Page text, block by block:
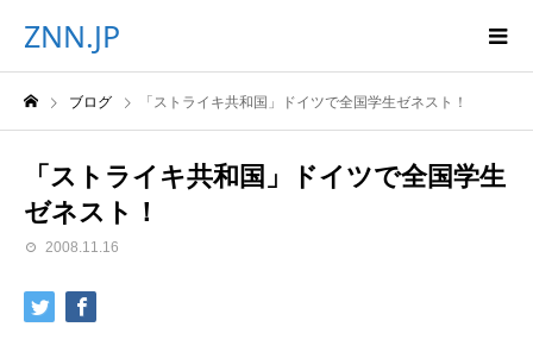
ZNN.JP
ブログ 「ストライキ共和国」ドイツで全国学生ゼネスト！
「ストライキ共和国」ドイツで全国学生
ゼネスト！
2008.11.16